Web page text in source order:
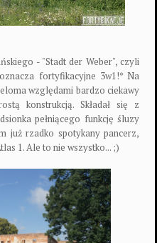
- "Stadt der Weber", czyli
fortyfikacyjne 3w1!* Na
względami bardzo ciekawy
konstrukcją. Składał się z
pełniącego funkcję śluzy
już rzadko spotykany pancerz,
1. Ale to nie wszystko... ;)